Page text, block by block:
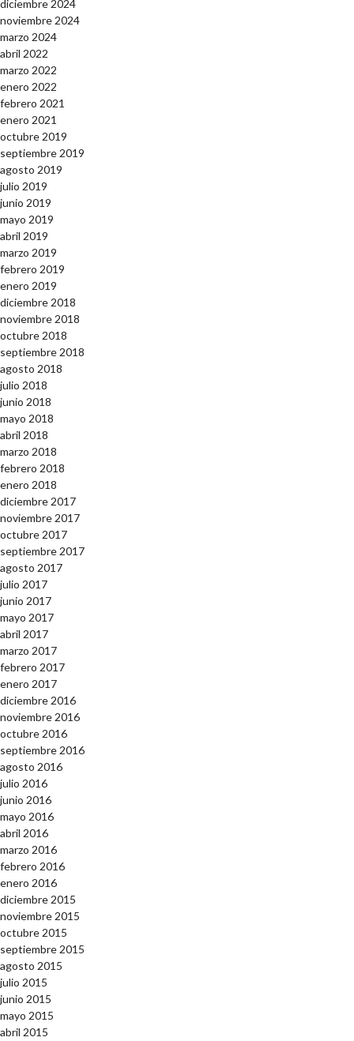
diciembre 2024
noviembre 2024
marzo 2024
abril 2022
marzo 2022
enero 2022
febrero 2021
enero 2021
octubre 2019
septiembre 2019
agosto 2019
julio 2019
junio 2019
mayo 2019
abril 2019
marzo 2019
febrero 2019
enero 2019
diciembre 2018
noviembre 2018
octubre 2018
septiembre 2018
agosto 2018
julio 2018
junio 2018
mayo 2018
abril 2018
marzo 2018
febrero 2018
enero 2018
diciembre 2017
noviembre 2017
octubre 2017
septiembre 2017
agosto 2017
julio 2017
junio 2017
mayo 2017
abril 2017
marzo 2017
febrero 2017
enero 2017
diciembre 2016
noviembre 2016
octubre 2016
septiembre 2016
agosto 2016
julio 2016
junio 2016
mayo 2016
abril 2016
marzo 2016
febrero 2016
enero 2016
diciembre 2015
noviembre 2015
octubre 2015
septiembre 2015
agosto 2015
julio 2015
junio 2015
mayo 2015
abril 2015